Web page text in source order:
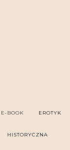
E-BOOK EROTYK
HISTORYCZNA